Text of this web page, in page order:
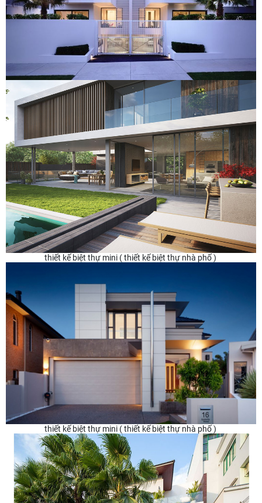
thiết kế biệt thự mini ( thiết kế biệt thự nhà phố )
thiết kế biệt thự mini ( thiết kế biệt thự nhà phố )